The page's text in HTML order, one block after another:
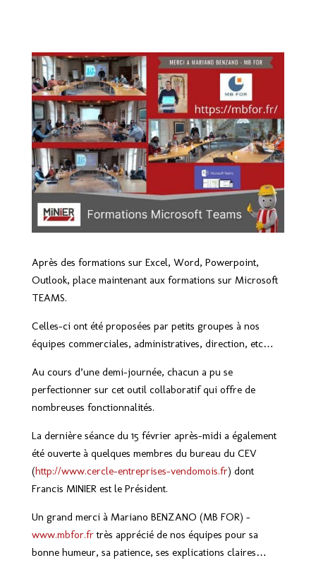
Après des formations sur Excel, Word, Powerpoint,
Outlook, place maintenant aux formations sur Microsoft
TEAMS.
Celles-ci ont été proposées par petits groupes à nos
équipes commerciales, administratives, direction, etc…
Au cours d’une demi-journée, chacun a pu se
perfectionner sur cet outil collaboratif qui offre de
nombreuses fonctionnalités.
La dernière séance du 15 février après-midi a également
été ouverte à quelques membres du bureau du CEV
(http://www.cercle-entreprises-vendomois.fr) dont
Francis MINIER est le Président.
Un grand merci à Mariano BENZANO (MB FOR) –
www.mbfor.frtrès apprécié de nos équipes pour sa
bonne humeur, sa patience, ses explications claires…